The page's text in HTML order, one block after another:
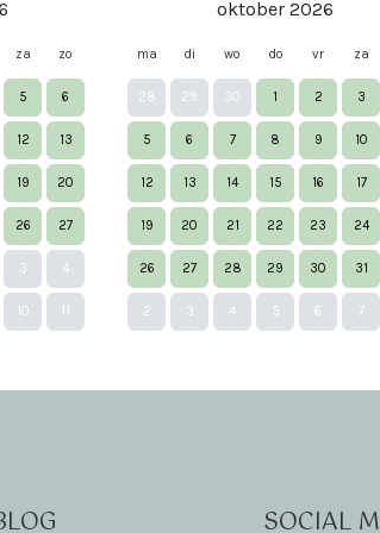
za zo
5 6
12 13
19 20
26 27
3 4
10
oktober 2026
ma di wo do vr za
28 29 30 1 2 3
5 6 7 8 9 10
12 13 14 15 16 17
19 20 21 22 23 24
26 27 28 29 30 31
2 3 4 5 6 7
SOCIAL